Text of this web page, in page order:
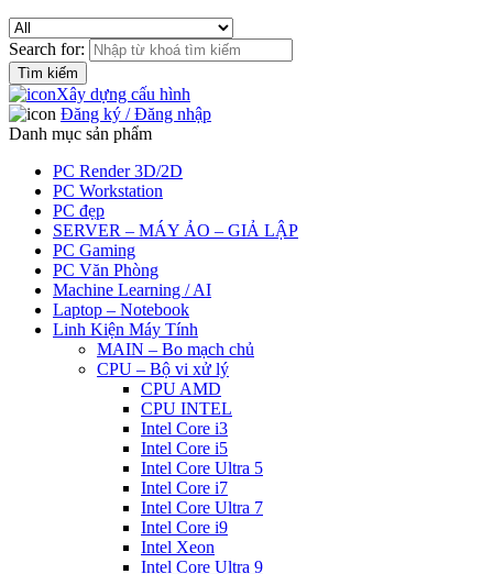
Search for:
Xây dựng cấu hình
Đăng ký / Đăng nhập
Danh mục sản phẩm
PC Render 3D/2D
PC Workstation
PC đẹp
SERVER – MÁY ẢO – GIẢ LẬP
PC Gaming
PC Văn Phòng
Machine Learning / AI
Laptop – Notebook
Linh Kiện Máy Tính
MAIN – Bo mạch chủ
CPU – Bộ vi xử lý
CPU AMD
CPU INTEL
Intel Core i3
Intel Core i5
Intel Core Ultra 5
Intel Core i7
Intel Core Ultra 7
Intel Core i9
Intel Xeon
Intel Core Ultra 9